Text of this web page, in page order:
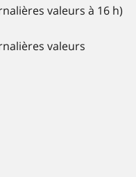
valeurs à 16 h)
valeurs